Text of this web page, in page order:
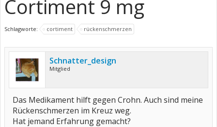
Cortiment 9 mg
Schlagworte: cortiment rückenschmerzen
Schnatter_design
Mitglied
Das Medikament hilft gegen Crohn. Auch sind meine
Rückenschmerzen im Kreuz weg.
Hat jemand Erfahrung gemacht?